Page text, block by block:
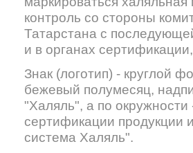
контроль со стороны
Татарстана с
и в органах
Знак (логотип) - круглой
бежевый полумесяц,
"Халяль", а по
сертификации продукции
система Халяль".